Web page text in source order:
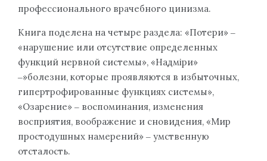
профессионального врачебного цинизма.
Книга поделена на четыре раздела: «Потери» ‒
«нарушение или отсутствие определенных
функций нервной системы», «Надміри»
‒»болезни, которые проявляются в избыточных,
гипертрофированные функциях системы»,
«Озарение» ‒ воспоминания, изменения
восприятия, воображение и сновидения, «Мир
простодушных намерений» ‒ умственную
отсталость.